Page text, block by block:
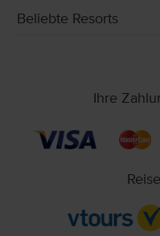
Beliebte Resorts
Ihre